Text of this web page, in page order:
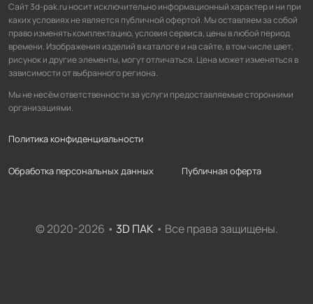
Сайт 3d-pak.ru носит исключительно информационный характер и ни при
каких условиях не является публичной офертой. Мы оставляем за собой
право изменять комплектацию, условия сервиса, цены в любой период
времени. Изображения изделий в каталоге и на сайте, в том числе цвет,
рисунок и другие элементы, могут отличаться. Цена может изменяться в
зависимости от выбранного региона.
Мы не несём ответственности за услуги предоставляемые сторонними
организациями.
Политика конфиденциальности
Обработка персональных данных Публичная оферта
© 2020-2026 • 3D ПАК• Все права защищены.